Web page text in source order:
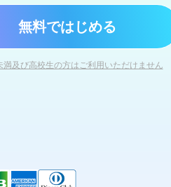
にいて心地がいいなら それでいい気
なぁ。 久々のドキドキは女性ホル
無料ではじめる
満及び高校生の方はご利用いただけません